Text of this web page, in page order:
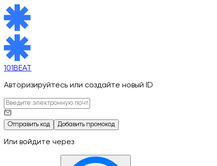
101BEAT
Авторизируйтесь или создайте новый ID
Отправить код Добавить промокод
Или войдите через